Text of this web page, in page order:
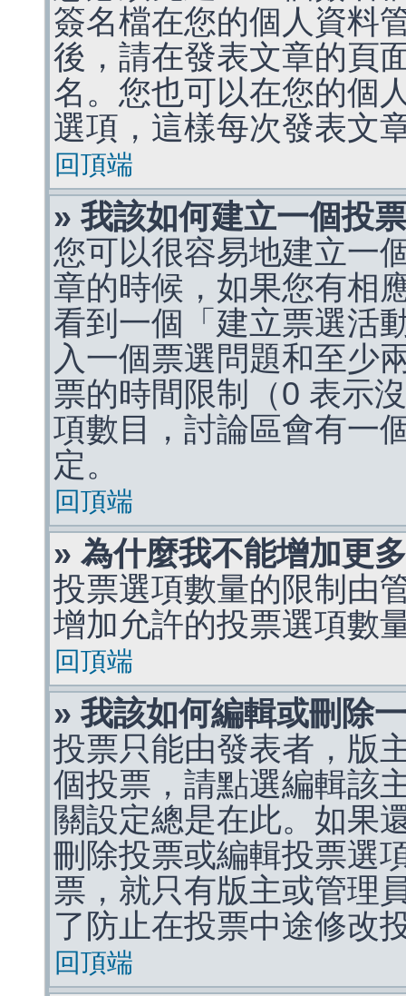
簽名檔在您的個人資料
後，請在發表文章的頁
名。您也可以在您的個
選項，這樣每次發表文
回頂端
» 我該如何建立一個投
您可以很容易地建立一
章的時候，如果您有相
看到一個「建立票選活
入一個票選問題和至少
票的時間限制（0 表示
項數目，討論區會有一
定。
回頂端
» 為什麼我不能增加更
投票選項數量的限制由
增加允許的投票選項數
回頂端
» 我該如何編輯或刪除
投票只能由發表者，版
個投票，請點選編輯該
關設定總是在此。如果
刪除投票或編輯投票選
票，就只有版主或管理
了防止在投票中途修改
回頂端